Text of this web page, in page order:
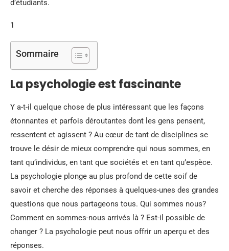
d’étudiants.
1
Sommaire
La psychologie est fascinante
Y a-t-il quelque chose de plus intéressant que les façons
étonnantes et parfois déroutantes dont les gens pensent,
ressentent et agissent ? Au cœur de tant de disciplines se
trouve le désir de mieux comprendre qui nous sommes, en
tant qu’individus, en tant que sociétés et en tant qu’espèce.
La psychologie plonge au plus profond de cette soif de
savoir et cherche des réponses à quelques-unes des grandes
questions que nous partageons tous. Qui sommes nous?
Comment en sommes-nous arrivés là ? Est-il possible de
changer ? La psychologie peut nous offrir un aperçu et des
réponses.